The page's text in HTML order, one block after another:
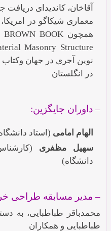
آقاخان، کاندیدای دریافت
معماری شیکاگو در
در انگلستان
– داوران جایگزین:
الهام امامی (استاد
سهیل مظفری
دانشگاه)
– مدیر مسابقه طراحی
محمدباقر طباطبایی، به
طباطبایی و همکاران